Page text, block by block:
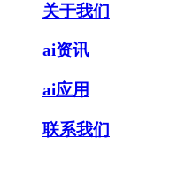
关于我们
ai资讯
ai应用
联系我们